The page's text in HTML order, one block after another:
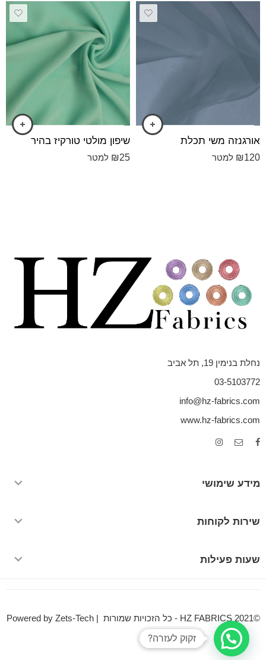
אורגנזה משי תכלת
₪120 למטר
שיפון מולטי טורקיז בהיר
₪25 למטר
נחלת בנימין 19, תל אביב
03-5103772
info@hz-fabrics.com
www.hz-fabrics.com
מידע שימושי
שירות לקוחות
שעות פעילות
©HZ FABRICS 2021 - כל הזכויות שמורות | Powered by Zets-Tech
זקוק לעזרה?